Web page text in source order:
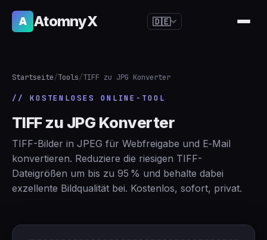
A AtomnyX 🇩🇪
🇯🇵日本語
🇷🇺 Русский
Startseite/Tools/TIFF zu JPG Konverter
// KOSTENLOSES ONLINE-TOOL
TIFF zu JPG Konverter
TIFF-Bilder in JPEG für Webfreigabe und E‑Mail
konvertieren. Reduziere die riesigen TIFF-
Dateigrößen um bis zu 95 % und behalte dabei
exzellente Bildqualität bei. Kostenlos, sofort, privat.